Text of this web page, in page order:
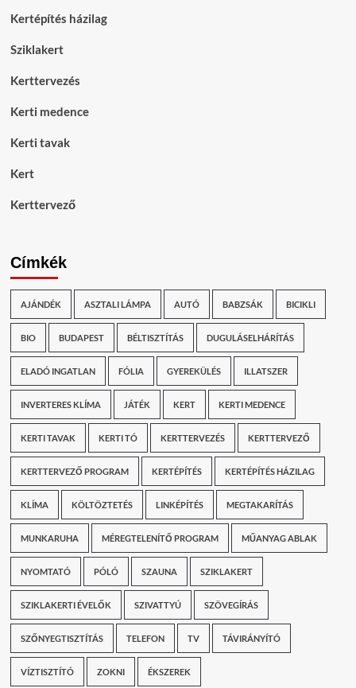
Kertépítés házilag
Sziklakert
Kerttervezés
Kerti medence
Kerti tavak
Kert
Kerttervező
Címkék
AJÁNDÉK ASZTALI LÁMPA AUTÓ BABZSÁK BICIKLI
BIO BUDAPEST BÉLTISZTÍTÁS DUGULÁSELHÁRÍTÁS
ELADÓ INGATLAN FÓLIA GYEREKÜLÉS ILLATSZER
INVERTERES KLÍMA JÁTÉK KERT KERTI MEDENCE
KERTI TAVAK KERTI TÓ KERTTERVEZÉS KERTTERVEZŐ
KERTTERVEZŐ PROGRAM KERTÉPÍTÉS KERTÉPÍTÉS HÁZILAG
KLÍMA KÖLTÖZTETÉS LINKÉPÍTÉS MEGTAKARÍTÁS
MUNKARUHA MÉREGTELENÍTŐ PROGRAM MŰANYAG ABLAK
NYOMTATÓ PÓLÓ SZAUNA SZIKLAKERT
SZIKLAKERTI ÉVELŐK SZIVATTYÚ SZÖVEGÍRÁS
SZŐNYEGTISZTÍTÁS TELEFON TV TÁVIRÁNYÍTÓ
VÍZTISZTÍTÓ ZOKNI ÉKSZEREK